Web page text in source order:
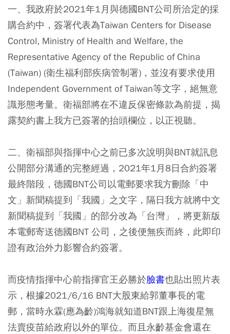
一、我政府於2021年1月與德國BNT公司所洽定的採
購合約中，簽署代表為Taiwan Centers for Disease
Control, Ministry of Health and Welfare, the
Representative Agency of the Republic of China
(Taiwan) (衛生福利部疾病管制署)，並沒有要求使用
Independent Government of Taiwan等文字，絕無意
識形態考量。衛福部將在不違反保密條款為前提，揭
露契約書上我方已簽署的抬頭欄位，以正視聽。
二、衛福部與指揮中心之前已多次說明與BNT就訊息
公開部分溝通的完整經過，2021年1月8日合約簽署
最終階段，德國BNT公司以電郵要求我方刪除「中
文」新聞稿提到「我國」之文字，隔日我方就將中文
新聞稿提到「我國」的部分改為「台灣」，將更新版
本電郵寄送德國BNT 公司，之後便無疾而終，此即印
證有政治外力影響合約簽署。
而疫情指揮中心前指揮官王必勝於臉書也貼出照片表
示，根據2021/6/16 BNT大股東給郭董事長的電
郵，當時永霖(應為齡)鴻海就知道BNT跟上海復星無
法賣疫苗給政府以外的單位。而且永齡基金會還在